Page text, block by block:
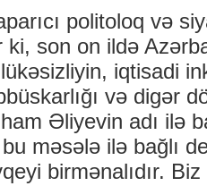
politoloq və
son on ildə
iqtisadi
və digər
Əliyevin adı ilə
bu məsələ ilə bağlı
birmənalıdır.